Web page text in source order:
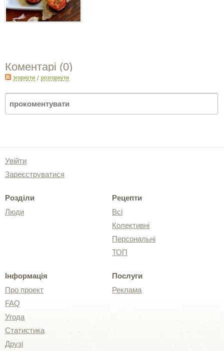
Коментарі (0)
згорнути / розгорнути
Увійти
Зареєструватися
Розділи
Люди
Рецепти
Всі
Колективні
Персональні
ТОП
Інформація
Про проект
FAQ
Угода
Статистика
Друзі
Послуги
Реклама